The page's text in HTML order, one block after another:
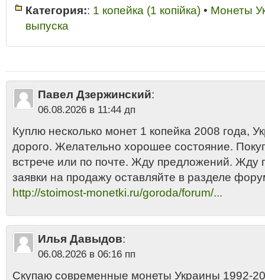
Категория:: 1 копейка (1 копiйка) • Монеты
выпуска
Украины 2008 года цена 2013•1 копейка Украины 2008 купить•1
копейка Украины 2008 аукцион•Нержавеющая сталь
Павел Дзержинский:
06.08.2026 в 11:44 дп
Куплю несколько монет 1 копейка 2008 года,
дорого. Желательно хорошее состояние.
встрече или по почте. Жду предложений. Жду
заявки на продажу оставляйте в разделе
http://stoimost-monetki.ru/goroda/forum/...
Илья Давыдов:
06.08.2026 в 06:16 пп
Скупаю современные монеты Украины 1992-